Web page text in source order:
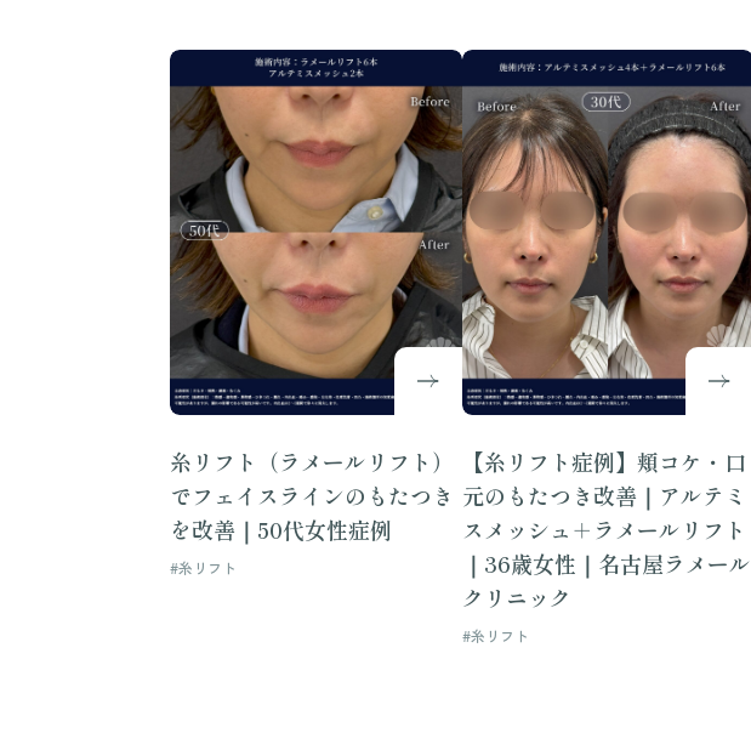
糸リフト（ラメールリフト）
でフェイスラインのもたつき
を改善｜50代女性症例
#糸リフト
【糸リフト症例】頬コケ・口
元のもたつき改善｜アルテミ
スメッシュ＋ラメールリフト
｜36歳女性｜名古屋ラメール
クリニック
#糸リフト